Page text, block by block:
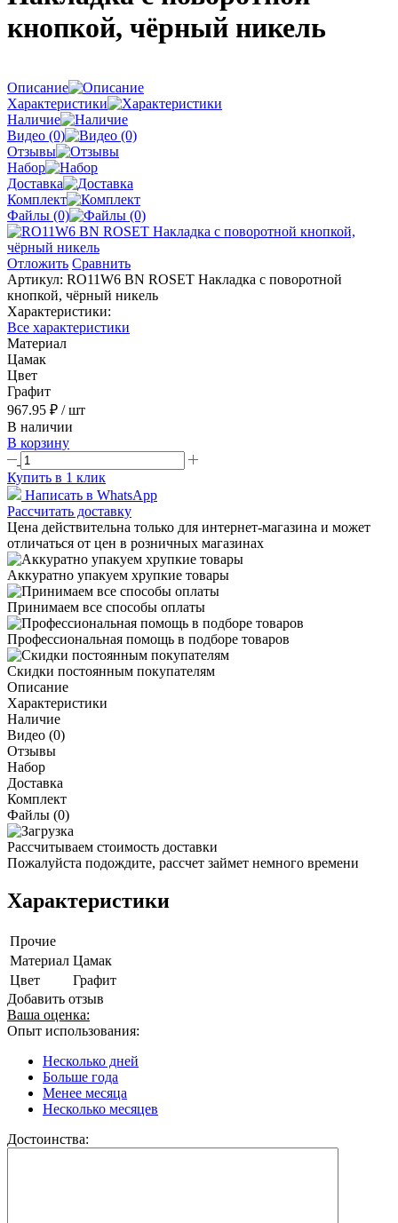
кнопкой, чёрный никель
Описание
Характеристики
Наличие
Видео (0)
Отзывы
Набор
Доставка
Комплект
Файлы (0)
Отложить Сравнить
Артикул: RO11W6 BN ROSET Накладка с поворотной
кнопкой, чёрный никель
Характеристики:
Все характеристики
Материал
Цамак
Цвет
Графит
967.95 ₽ / шт
В наличии
В корзину
Купить в 1 клик
Написать в WhatsApp
Рассчитать доставку
Цена действительна только для интернет-магазина и может
отличаться от цен в розничных магазинах
Аккуратно упакуем хрупкие товары
Принимаем все способы оплаты
Профессиональная помощь в подборе товаров
Скидки постоянным покупателям
Описание
Характеристики
Наличие
Видео (0)
Отзывы
Набор
Доставка
Комплект
Файлы (0)
Рассчитываем стоимость доставки
Пожалуйста подождите, рассчет займет немного времени
Характеристики
Прочие
Материал Цамак
Цвет
Графит
Добавить отзыв
Ваша оценка:
Опыт использования:
Несколько дней
Больше года
Менее месяца
Несколько месяцев
Достоинства: